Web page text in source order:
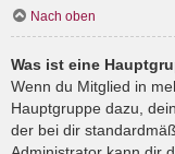
Nach oben
Was ist eine
Wenn du Mitglied in
Hauptgruppe dazu,
der bei dir